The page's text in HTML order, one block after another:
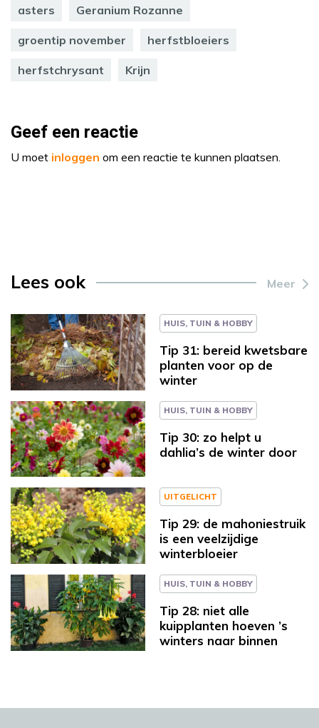
asters Geranium Rozanne
groentip november herfstbloeiers
herfstchrysant Krijn
Geef een reactie
U moet inloggen om een reactie te kunnen plaatsen.
Lees ook Meer
HUIS, TUIN & HOBBY
Tip 31: bereid kwetsbare
planten voor op de
winter
HUIS, TUIN & HOBBY
Tip 30: zo helpt u
dahlia’s de winter door
UITGELICHT
Tip 29: de mahoniestruik
is een veelzijdige
winterbloeier
HUIS, TUIN & HOBBY
Tip 28: niet alle
kuipplanten hoeven ’s
winters naar binnen